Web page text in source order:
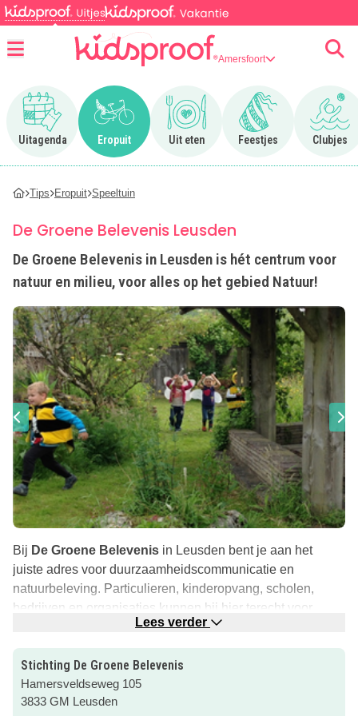
Amersfoort
Uitagenda
Ga naar Uitagenda
Eropuit
Ga naar Eropuit
Uit eten
Ga naar Uit eten
Feestjes
Ga naar Feestjes
Clubjes
Ga
Tips Eropuit Speeltuin
De Groene Belevenis Leusden
De Groene Belevenis in Leusden is hét centrum voor
natuur en milieu, voor alles op het gebied Natuur!
Bij De Groene Belevenis in Leusden bent je aan het
juiste adres voor duurzaamheidscommunicatie en
natuurbeleving. Particulieren, kinderopvang, scholen,
bedrijven en organisaties kunnen bij hier terecht voor
diverse natuurgerichte activiteiten.
Bezoek de uitnodigende en natuurlijke
een onuitwisbare groene belevenis!
Wat hebben zij te bieden?
Lees verder
Stichting De Groene Belevenis
Hamersveldseweg 105
3833 GM Leusden